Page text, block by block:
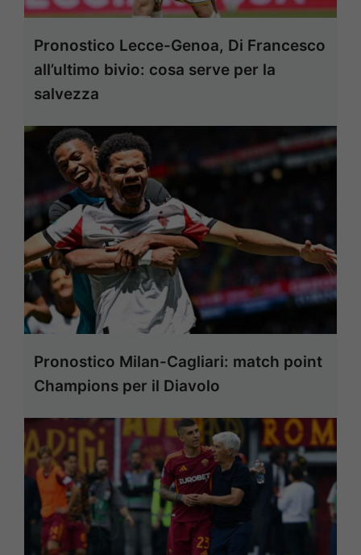
Pronostico Lecce-Genoa, Di Francesco
all’ultimo bivio: cosa serve per la
salvezza
Pronostico Milan-Cagliari: match point
Champions per il Diavolo